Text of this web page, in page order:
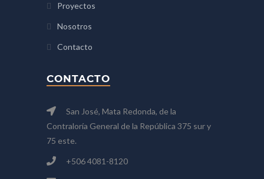
Proyectos
Nosotros
Contacto
CONTACTO
San José, Mata Redonda, de la
Contraloría General de la República 375 sur y
75 este.
+506 4081-8120